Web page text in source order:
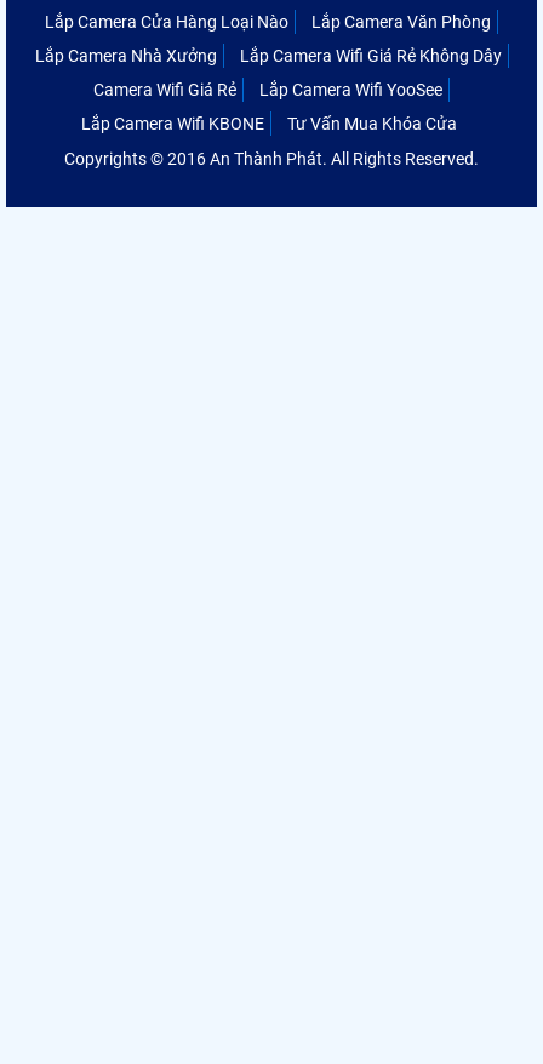
Lắp Camera Cửa Hàng Loại Nào
Lắp Camera Văn Phòng
Lắp Camera Nhà Xưởng
Lắp Camera Wifi Giá Rẻ Không Dây
Camera Wifi Giá Rẻ
Lắp Camera Wifi YooSee
Lắp Camera Wifi KBONE
Tư Vấn Mua Khóa Cửa
Copyrights © 2016 An Thành Phát. All Rights Reserved.